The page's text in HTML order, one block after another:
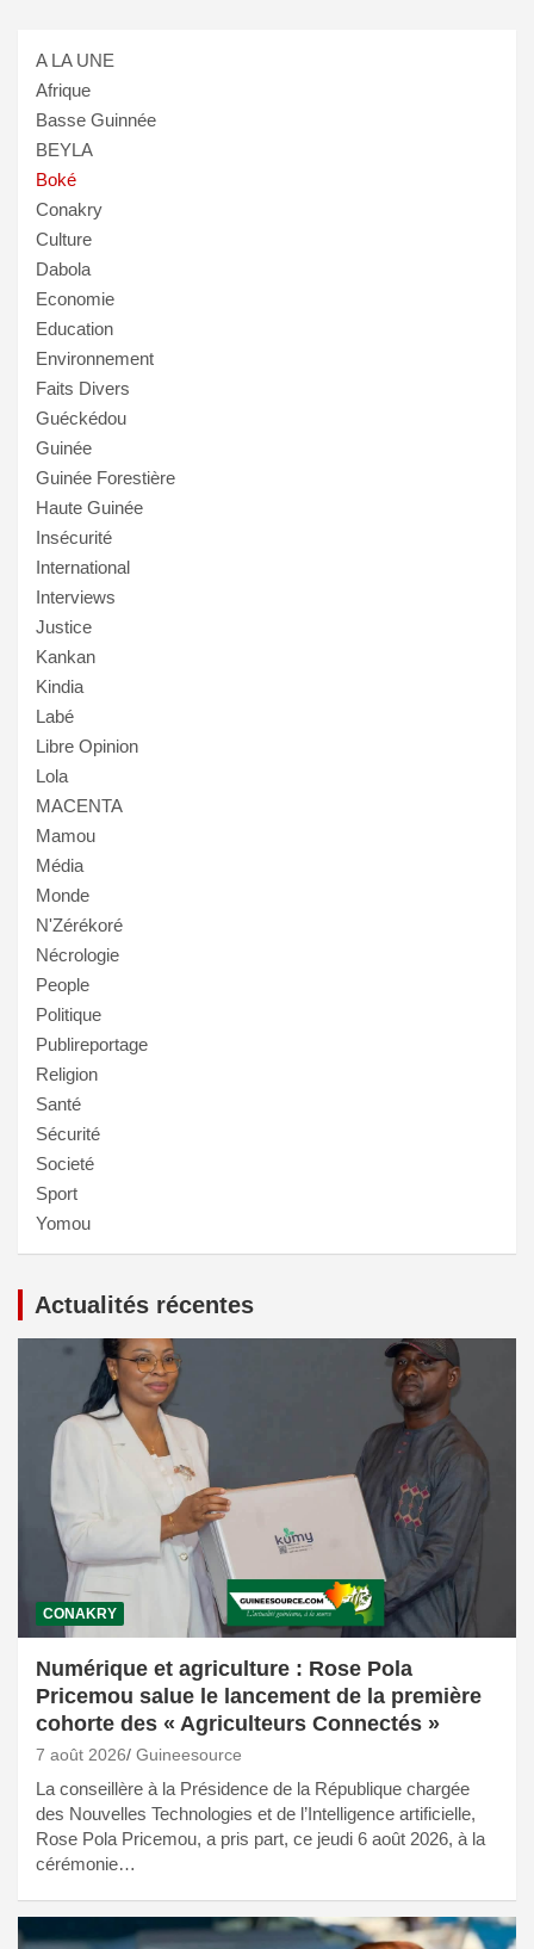
A LA UNE
Afrique
Basse Guinnée
BEYLA
Boké
Conakry
Culture
Dabola
Economie
Education
Environnement
Faits Divers
Guéckédou
Guinée
Guinée Forestière
Haute Guinée
Insécurité
International
Interviews
Justice
Kankan
Kindia
Labé
Libre Opinion
Lola
MACENTA
Mamou
Média
Monde
N'Zérékoré
Nécrologie
People
Politique
Publireportage
Religion
Santé
Sécurité
Societé
Sport
Yomou
Actualités récentes
CONAKRY
Numérique et agriculture : Rose Pola
Pricemou salue le lancement de la première
cohorte des « Agriculteurs Connectés »
7 août 2026 Guineesource
La conseillère à la Présidence de la République chargée
des Nouvelles Technologies et de l’Intelligence artificielle,
Rose Pola Pricemou, a pris part, ce jeudi 6 août 2026, à la
cérémonie…